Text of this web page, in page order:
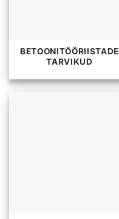
BETOONITÖÖRIISTADE
TARVIKUD